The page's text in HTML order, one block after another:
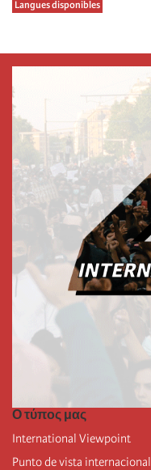
Langues disponibles
Ο τύπος μας
International Viewpoint
Punto de vista internacional